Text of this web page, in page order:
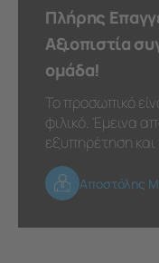
Πλήρης
Αξιοπιστία
ομάδα!
Το προσωπικό
φιλικό. Έμεινα
εξυπηρέτηση
Αποστόλης